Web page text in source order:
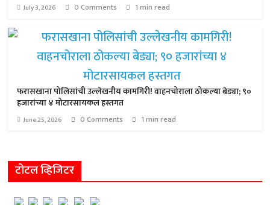
July 3, 2026 0 Comments 1 min read
फरासखाना पोलिसांची उल्लेखनीय कामगिरी! वाहनचोराला ठोकल्या बेड्या; ९०
हजारांच्या ४ मोटारसायकल हस्तगत
June 25, 2026 0 Comments 1 min read
टोटल व्हिजिटर